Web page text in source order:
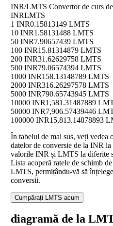
INR/LMTS Convertor de curs
INRLMTS
1 INR0.15813149 LMTS
10 INR1.58131488 LMTS
50 INR7.90657439 LMTS
100 INR15.81314879 LMTS
200 INR31.62629758 LMTS
500 INR79.06574394 LMTS
1000 INR158.13148789 LMTS
2000 INR316.26297578 LMTS
5000 INR790.65743945 LMTS
10000 INR1,581.31487889
50000 INR7,906.57439446
100000 INR15,813.14878893
În tabelul de mai sus, veți vedea
datelor de conversie de la INR
valorile INR și LMTS la diferite
Lista acoperă ratele de schimb
LMTS, permițându-vă să
conversii.
Cumpărați LMTS acum
diagramă de la